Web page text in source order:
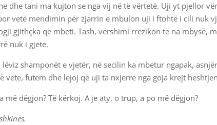
dhe tani ma kujton se nga vij në të vërtetë. Uji yt pjellor
vetë mendimin për zjarrin e mbulon uji i ftohtë i cili nuk
gjithçka që mbeti. Tash, vërshimi rrezikon të na mbysë,
nuk i gjete.
lëviz shamponët e vjetër, në secilin ka mbetur ngapak,
vete, futem dhe lejoj që uji ta nxjerrë nga goja krejt
më dëgjon? Të kërkoj. A je aty, o trup, a po më dëgjon?